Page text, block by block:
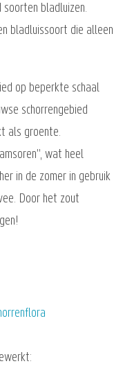
bladluizen.
bladluissoort die alleen
op beperkte schaal
schorrengebied
als groente.
wat heel
in de zomer in gebruik
Door het zout